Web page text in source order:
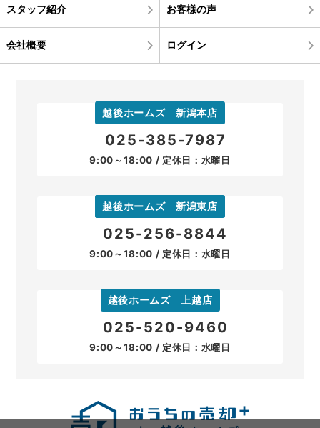
スタッフ紹介 お客様の声
会社概要 ログイン
越後ホームズ 新潟本店
025-385-7987
9:00～18:00 / 定休日：水曜日
越後ホームズ 新潟東店
025-256-8844
9:00～18:00 / 定休日：水曜日
越後ホームズ 上越店
025-520-9460
9:00～18:00 / 定休日：水曜日